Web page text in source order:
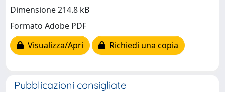
Dimensione 214.8 kB
Formato Adobe PDF
Visualizza/Apri
Richiedi una copia
Pubblicazioni consigliate